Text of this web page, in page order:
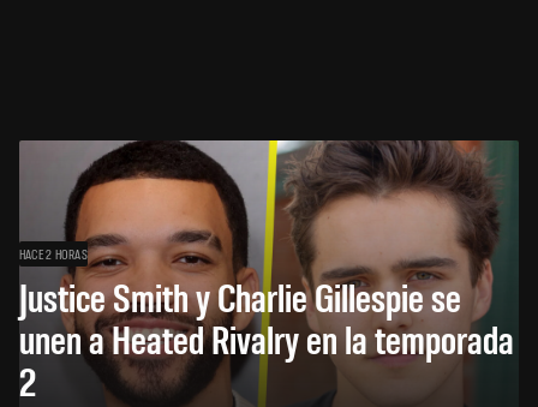
HACE 2 HORAS
Justice Smith y Charlie Gillespie se
unen a Heated Rivalry en la temporada
2